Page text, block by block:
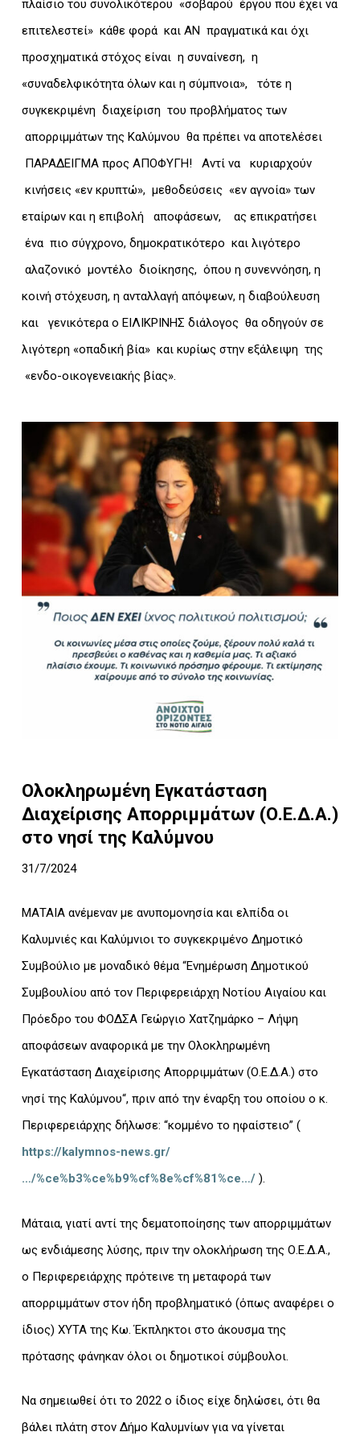
πλαίσιο του συνολικότερου «σοβαρού έργου που έχει να
επιτελεστεί» κάθε φορά και ΑΝ πραγματικά και όχι
προσχηματικά στόχος είναι η συναίνεση, η
«συναδελφικότητα όλων και η σύμπνοια», τότε η
συγκεκριμένη διαχείριση του προβλήματος των
απορριμμάτων της Καλύμνου θα πρέπει να αποτελέσει
ΠΑΡΑΔΕΙΓΜΑ προς ΑΠΟΦΥΓΗ! Αντί να κυριαρχούν
κινήσεις «εν κρυπτώ», μεθοδεύσεις «εν αγνοία» των
εταίρων και η επιβολή αποφάσεων, ας επικρατήσει
ένα πιο σύγχρονο, δημοκρατικότερο και λιγότερο
αλαζονικό μοντέλο διοίκησης, όπου η συνεννόηση, η
κοινή στόχευση, η ανταλλαγή απόψεων, η διαβούλευση
και γενικότερα ο ΕΙΛΙΚΡΙΝΗΣ διάλογος θα οδηγούν σε
λιγότερη «οπαδική βία» και κυρίως στην εξάλειψη της
«ενδο-οικογενειακής βίας».
Ολοκληρωμένη Εγκατάσταση
Διαχείρισης Απορριμμάτων (Ο.Ε.Δ.Α.)
στο νησί της Καλύμνου
31/7/2024
ΜΑΤΑΙΑ ανέμεναν με ανυπομονησία και ελπίδα οι
Καλυμνιές και Καλύμνιοι το συγκεκριμένο Δημοτικό
Συμβούλιο με μοναδικό θέμα “Ενημέρωση Δημοτικού
Συμβουλίου από τον Περιφερειάρχη Νοτίου Αιγαίου και
Πρόεδρο του ΦΟΔΣΑ Γεώργιο Χατζημάρκο – Λήψη
αποφάσεων αναφορικά με την Ολοκληρωμένη
Εγκατάσταση Διαχείρισης Απορριμμάτων (Ο.Ε.Δ.Α.) στο
νησί της Καλύμνου“, πριν από την έναρξη του οποίου ο κ.
Περιφερειάρχης δήλωσε: “κομμένο το ηφαίστειο” (
https://kalymnos-news.gr/
…/%ce%b3%ce%b9%cf%8e%cf%81%ce…/).
Μάταια, γιατί αντί της δεματοποίησης των απορριμμάτων
ως ενδιάμεσης λύσης, πριν την ολοκλήρωση της Ο.Ε.Δ.Α.,
ο Περιφερειάρχης πρότεινε τη μεταφορά των
απορριμμάτων στον ήδη προβληματικό (όπως αναφέρει ο
ίδιος) ΧΥΤΑ της Κω. Έκπληκτοι στο άκουσμα της
πρότασης φάνηκαν όλοι οι δημοτικοί σύμβουλοι.
Να σημειωθεί ότι το 2022 ο ίδιος είχε δηλώσει, ότι θα
βάλει πλάτη στον Δήμο Καλυμνίων για να γίνεται